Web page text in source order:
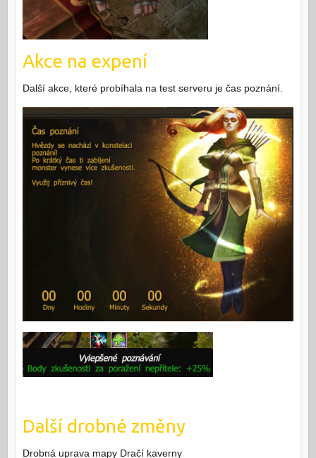
Akce na expení
Další akce, které probíhala na test serveru je čas poznání.
Další drobné změny
Drobná uprava mapy Dračí kaverny